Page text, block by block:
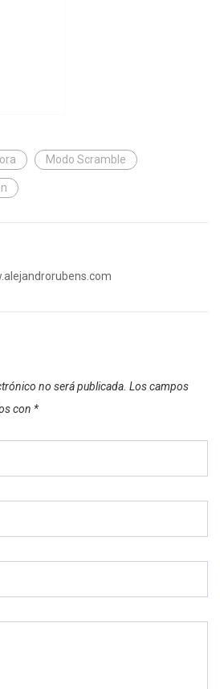
Modo Scramble
no será publicada. Los campos
con *